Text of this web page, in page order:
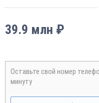
39.9 млн ₽
Оставьте свой номер
минуту